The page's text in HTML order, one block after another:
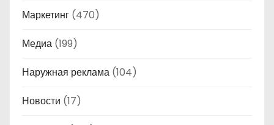
Маркетинг (470)
Медиа (199)
Наружная реклама (104)
Новости (17)